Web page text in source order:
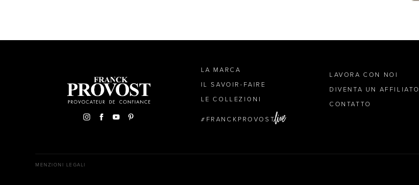
LA MARCA
IL SAVOIR-FAIRE
LE COLLEZIONI
FRANCKPROVOST
LAVORA CON NOI
DIVENTA UN AFFILIATO
CONTATTO
MENZIONI LEGALI